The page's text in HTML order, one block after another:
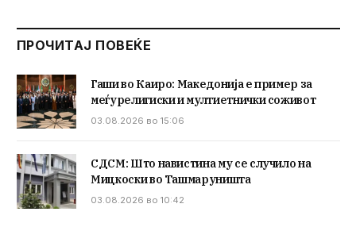
ПРОЧИТАЈ ПОВЕЌЕ
Гаши во Каиро: Македонија е пример за
меѓурелигиски и мултиетнички соживот
03.08.2026 во 15:06
СДСМ: Што навистина му се случило на
Мицкоски во Ташмаруништа
03.08.2026 во 10:42